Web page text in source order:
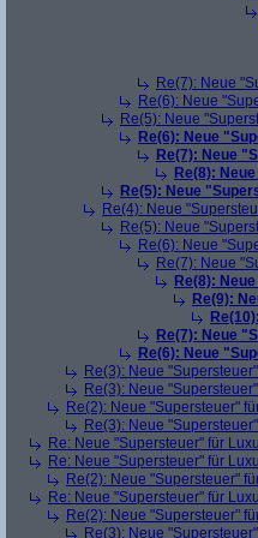
Re(7): Neue
Re(6): Neue
Re(5): Neue
Re(6): Neue
Re(7): Neue
Re(8):
Re(5): Neue
Re(4): Neue
Re(5): Neue
Re(6): Neue
Re(7): Neue
Re(8):
Re(9):
Re(7): Neue
Re(6): Neue
Re(3): Neue
Re(3): Neue
Re(2): Neue "Supersteuer"
Re(3): Neue
Re: Neue "Supersteuer" für
Re: Neue "Supersteuer" für
Re(2): Neue "Supersteuer"
Re: Neue "Supersteuer" für
Re(2): Neue "Supersteuer"
Re(3): Neue